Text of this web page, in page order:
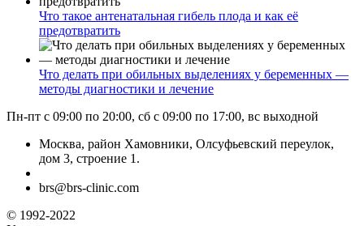
Что такое антенатальная гибель плода и как её
предотвратить
Что делать при обильных выделениях у беременных —
методы диагностики и лечение
Пн-пт с 09:00 по 20:00, сб с 09:00 по 17:00, вс выходной
Москва, район Хамовники, Олсуфьевский переулок,
дом 3, строение 1.
brs@brs-clinic.com
© 1992-2022